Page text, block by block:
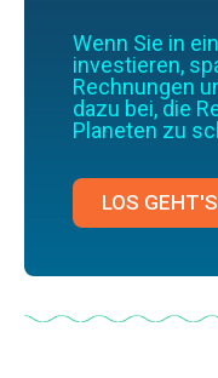
Wenn Sie in
investieren,
Rechnungen
dazu bei, die
Planeten zu
LOS